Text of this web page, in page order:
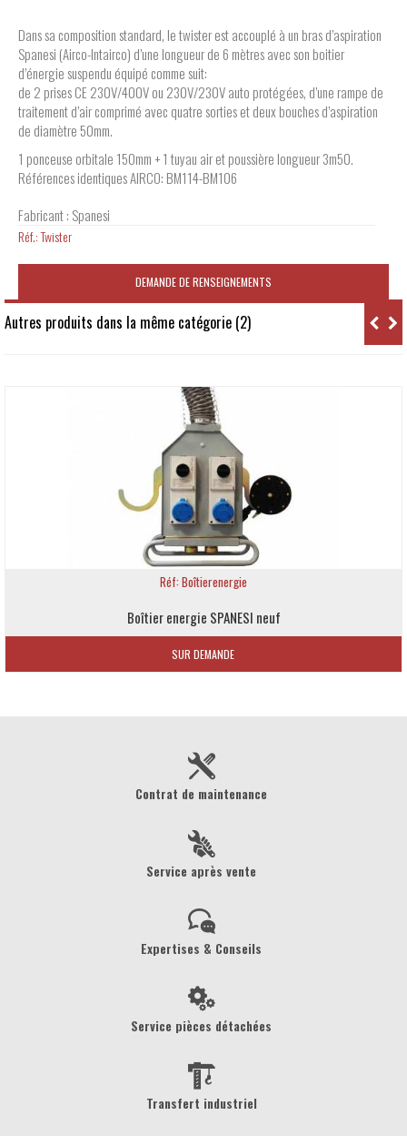
Dans sa composition standard, le twister est accouplé à un bras d’aspiration
Spanesi (Airco-Intairco) d’une longueur de 6 mètres avec son boitier
d’énergie suspendu équipé comme suit:
de 2 prises CE 230V/400V ou 230V/230V auto protégées, d’une rampe de
traitement d’air comprimé avec quatre sorties et deux bouches d’aspiration
de diamètre 50mm.
1 ponceuse orbitale 150mm + 1 tuyau air et poussière longueur 3m50.
Références identiques AIRCO: BM114-BM106
Fabricant : Spanesi
Réf.:Twister
DEMANDE DE RENSEIGNEMENTS
Autres produits dans la même catégorie (2)
Réf: Boîtierenergie
Boîtier energie SPANESI neuf
SUR DEMANDE
Contrat de maintenance
Service après vente
Expertises & Conseils
Service pièces détachées
Transfert industriel